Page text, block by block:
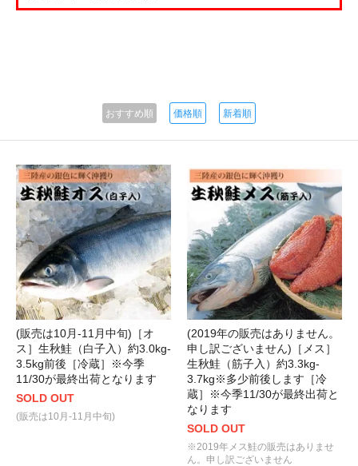
おすすめ順 価格順 新着順
(販売は10月-11月中旬)［オ
ス］生秋鮭（白子入）約3.0kg-
3.5kg前後［冷蔵］※今季
11/30が最終出荷となります
SOLD OUT
(販売は10月-11月中旬)
(2019年の販売はありません。
申し訳ございません)［メス］
生秋鮭（筋子入）約3.3kg-
3.7kg※多少前後します［冷
蔵］※今季11/30が最終出荷と
なります
SOLD OUT
※2019年メス鮭の販売はありませ
ん。申し訳ございません